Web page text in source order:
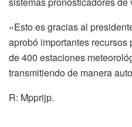
«Esto es gracias al
aprobó importantes
de 400 estaciones
transmitiendo de manera
R: Mpprijp.